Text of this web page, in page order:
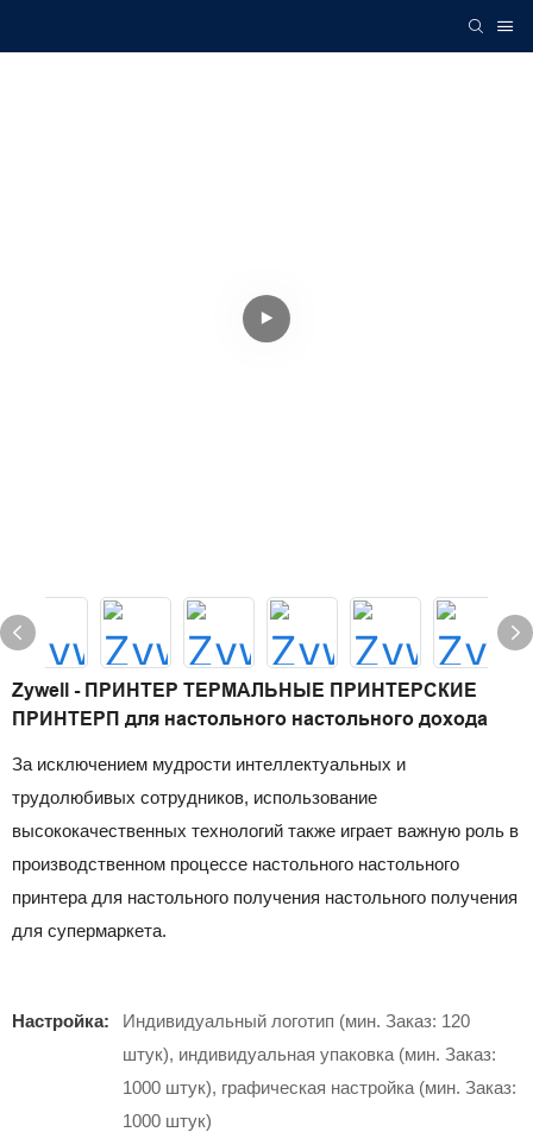
Zywell - ПРИНТЕР ТЕРМАЛЬНЫЕ ПРИНТЕРСКИЕ
ПРИНТЕРП для настольного настольного дохода
За исключением мудрости интеллектуальных и
трудолюбивых сотрудников, использование
высококачественных технологий также играет важную роль в
производственном процессе настольного настольного
принтера для настольного получения настольного получения
для супермаркета.
Настройка:
Индивидуальный логотип (мин. Заказ: 120
штук), индивидуальная упаковка (мин. Заказ:
1000 штук), графическая настройка (мин. Заказ:
1000 штук)